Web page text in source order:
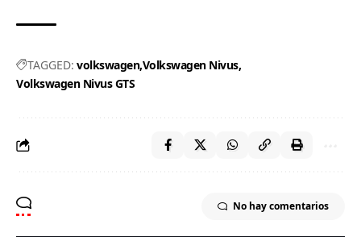
TAGGED: volkswagen Volkswagen Nivus
Volkswagen Nivus GTS
No hay comentarios